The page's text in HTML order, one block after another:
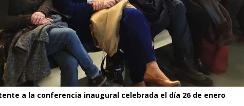
a la conferencia inaugural celebrada el día 26 de enero